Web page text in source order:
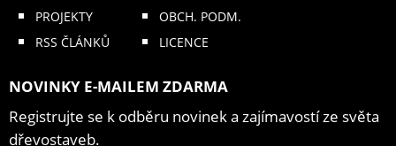
PROJEKTY
RSS ČLÁNKŮ
OBCH. PODM.
LICENCE
NOVINKY E-MAILEM ZDARMA
Registrujte se k odběru novinek a zajímavostí ze světa
dřevostaveb.